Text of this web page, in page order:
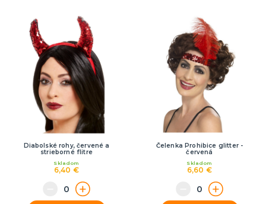
Diabolské rohy, červené a
strieborné flitre
6,40 €
Skladom
Čelenka Prohibice glitter -
červená
6,60 €
Skladom